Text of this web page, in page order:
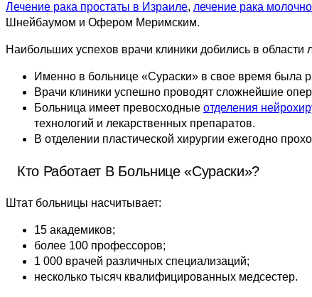
Лечение рака простаты в Израиле, лечение рака
Шнейбаумом и Офером Меримским.
Наибольших успехов врачи клиники добились в области
Именно в больнице «Сураски» в свое время была
Врачи клиники успешно проводят сложнейшие
Больница имеет превосходные отделения
технологий и лекарственных препаратов.
В отделении пластической хирургии ежегодно
Кто Работает В Больнице «Сураски»?
Штат больницы насчитывает:
15 академиков;
более 100 профессоров;
1 000 врачей различных специализаций;
несколько тысяч квалифицированных медсестер.